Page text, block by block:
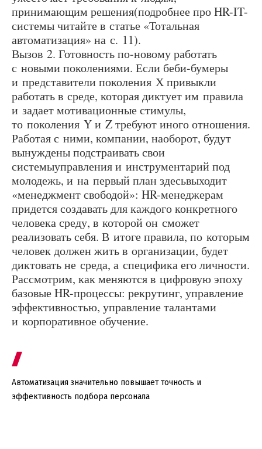
принимающим решения(подробнее про HR-IT-
системы читайте в статье «Тотальная
автоматизация» на с. 11).
Вызов 2. Готовность по-новому работать
с новыми поколениями. Если беби-бумеры
и представители поколения Х привыкли
работать в среде, которая диктует им правила
и задает мотивационные стимулы,
то поколения Y и Z требуют иного отношения.
Работая с ними, компании, наоборот, будут
вынуждены подстраивать свои
системыуправления и инструментарий под
молодежь, и на первый план здесьвыходит
«менеджмент свободой»: HR-менеджерам
придется создавать для каждого конкретного
человека среду, в которой он сможет
реализовать себя. В итоге правила, по которым
человек должен жить в организации, будет
диктовать не среда, а специфика его личности.
Рассмотрим, как меняются в цифровую эпоху
базовые HR-процессы: рекрутинг, управление
эффективностью, управление талантами
и корпоративное обучение.
Автоматизация значительно повышает точность и
эффективность подбора персонала